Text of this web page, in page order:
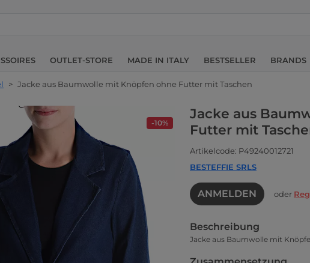
OUTLET-STORE MADE IN ITALY BESTSELLER BRANDS
> Jacke aus Baumwolle mit Knöpfen ohne Futter mit Taschen
-10%
Jacke aus
Futter mit
Artikelcode: P49240012721
BESTEFFIE SRLS
ANMELDEN oder
Beschreibung
Jacke aus Baumwolle mit